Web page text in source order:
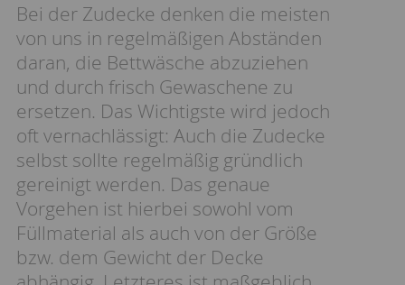
Bei der Zudecke denken die meisten
von uns in regelmäßigen Abständen
daran, die Bettwäsche abzuziehen
und durch frisch Gewaschene zu
ersetzen. Das Wichtigste wird jedoch
oft vernachlässigt: Auch die Zudecke
selbst sollte regelmäßig gründlich
gereinigt werden. Das genaue
Vorgehen ist hierbei sowohl vom
Füllmaterial als auch von der Größe
bzw. dem Gewicht der Decke